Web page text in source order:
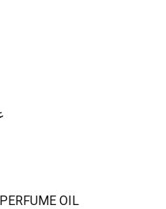
OIL